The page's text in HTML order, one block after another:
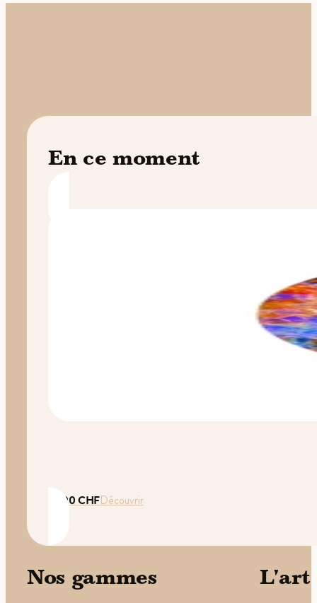
En ce moment
35.00CHFDécouvrir
Nos gammes L'art